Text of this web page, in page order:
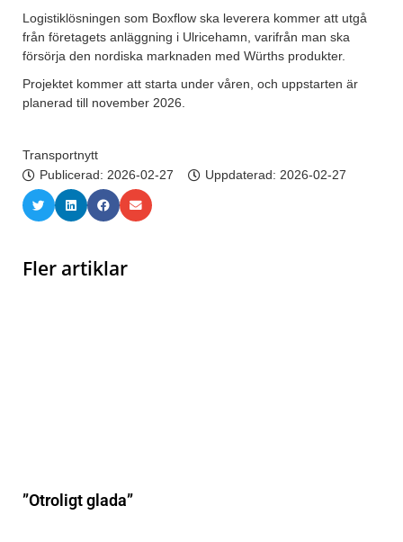
Logistiklösningen som Boxflow ska leverera kommer att utgå
från företagets anläggning i Ulricehamn, varifrån man ska
försörja den nordiska marknaden med Würths produkter.
Projektet kommer att starta under våren, och uppstarten är
planerad till november 2026.
Transportnytt
Publicerad: 2026-02-27 Uppdaterad: 2026-02-27
Fler artiklar
”Otroligt glada”